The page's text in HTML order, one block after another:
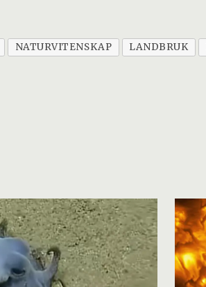
NATURVITENSKAP LANDBRUK